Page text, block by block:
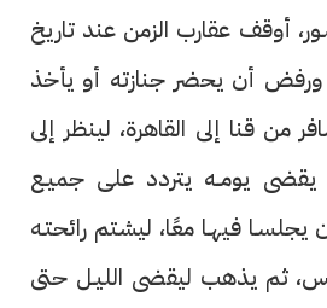
أوقف عقارب الزمن عند تاريخ
يوليو سنة ١٩٨٤، ورفض أن يحضر جنازته أو يأخذ
من قنا إلى القاهرة، لينظر إلى
يقضى يومــه يتردد على جميـع
يجلسـا فيهـا معًا، ليشتم رائحتـه
ثم يذهب ليقضى الليـل حتى